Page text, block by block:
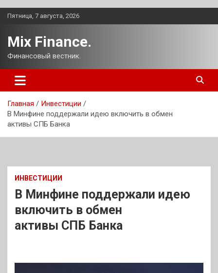
Перейти
Пятница, 7 августа, 2026
Mix Finance.
Финансовый вестник.
Главная
Инвестиции
В Минфине поддержали идею включить в обмен
активы СПБ Банка
ИНВЕСТИЦИИ
В Минфине поддержали идею
включить в обмен
активы СПБ Банка